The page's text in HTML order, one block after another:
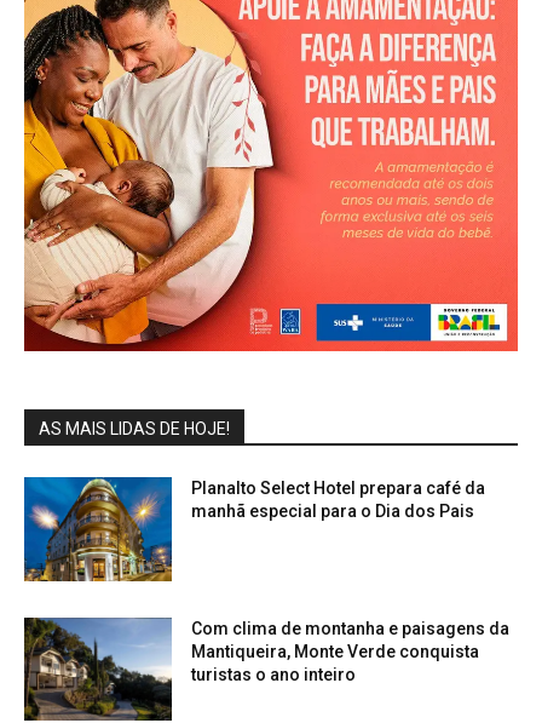
AS MAIS LIDAS DE HOJE!
Planalto Select Hotel prepara café da
manhã especial para o Dia dos Pais
Com clima de montanha e paisagens da
Mantiqueira, Monte Verde conquista
turistas o ano inteiro